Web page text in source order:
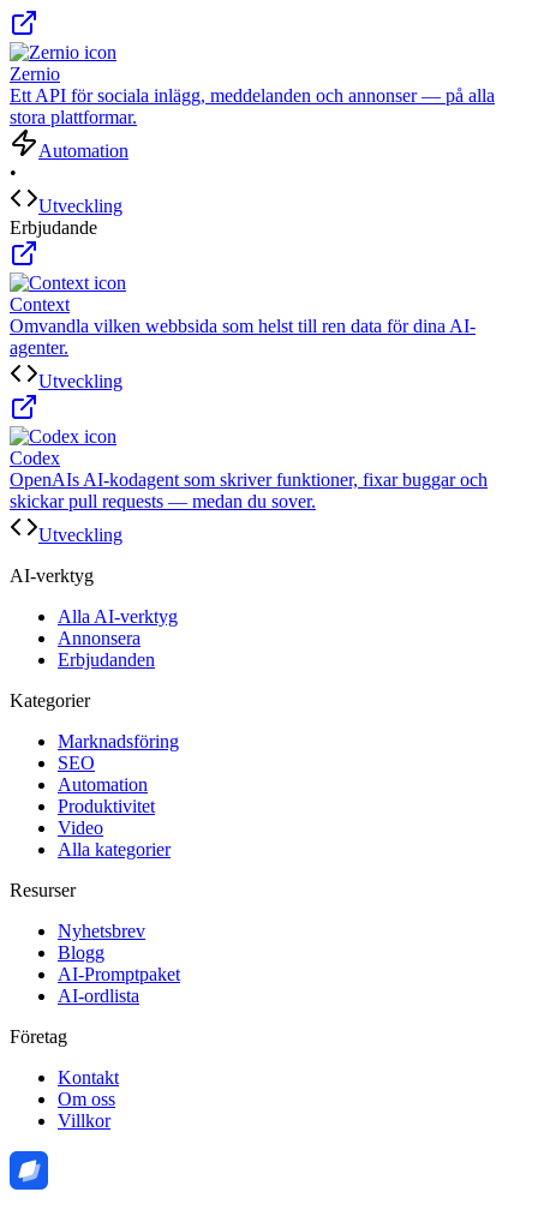
Zernio
Ett API för sociala inlägg, meddelanden och annonser — på alla
stora plattformar.
Automation
•
Utveckling
Erbjudande
Context
Omvandla vilken webbsida som helst till ren data för dina AI-
agenter.
Utveckling
Codex
OpenAIs AI-kodagent som skriver funktioner, fixar buggar och
skickar pull requests — medan du sover.
Utveckling
AI-verktyg
Alla AI-verktyg
Annonsera
Erbjudanden
Kategorier
Marknadsföring
SEO
Automation
Produktivitet
Video
Alla kategorier
Resurser
Nyhetsbrev
Blogg
AI-Promptpaket
AI-ordlista
Företag
Kontakt
Om oss
Villkor